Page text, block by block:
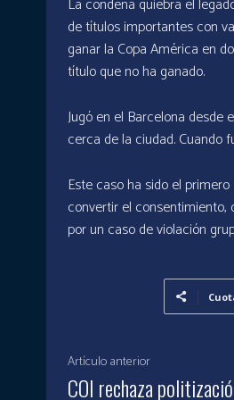
de títulos importantes con
ganar la Copa América en
título que no ha ganado.
Jugó en el Barcelona desde
cerca de la ciudad. Cuando
Este caso ha sido el
convertir el consentimiento,
por un caso de violación
Artículo anterior
COI rechaza